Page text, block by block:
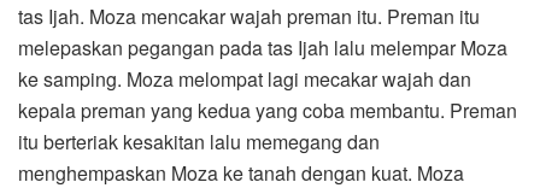
tas Ijah. Moza mencakar wajah preman itu. Preman itu
melepaskan pegangan pada tas Ijah lalu melempar Moza
ke samping. Moza melompat lagi mecakar wajah dan
kepala preman yang kedua yang coba membantu. Preman
itu berteriak kesakitan lalu memegang dan
menghempaskan Moza ke tanah dengan kuat. Moza